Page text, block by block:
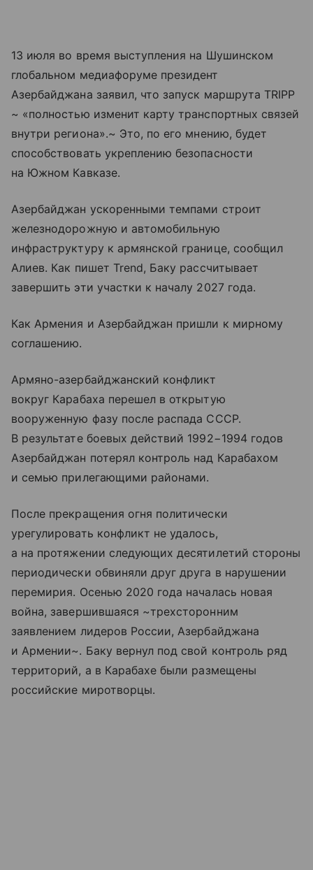
13 июля во время выступления на Шушинском
глобальном медиафоруме президент
Азербайджана заявил, что запуск маршрута TRIPP
~ «полностью изменит карту транспортных связей
внутри региона».~ Это, по его мнению, будет
способствовать укреплению безопасности
на Южном Кавказе.
Азербайджан ускоренными темпами строит
железнодорожную и автомобильную
инфраструктуру к армянской границе, сообщил
Алиев. Как пишет Trend, Баку рассчитывает
завершить эти участки к началу 2027 года.
Как Армения и Азербайджан пришли к мирному
соглашению.
Армяно-азербайджанский конфликт
вокруг Карабаха перешел в открытую
вооруженную фазу после распада СССР.
В результате боевых действий 1992−1994 годов
Азербайджан потерял контроль над Карабахом
и семью прилегающими районами.
После прекращения огня политически
урегулировать конфликт не удалось,
а на протяжении следующих десятилетий стороны
периодически обвиняли друг друга в нарушении
перемирия. Осенью 2020 года началась новая
война, завершившаяся ~трехсторонним
заявлением лидеров России, Азербайджана
и Армении~. Баку вернул под свой контроль ряд
территорий, а в Карабахе были размещены
российские миротворцы.